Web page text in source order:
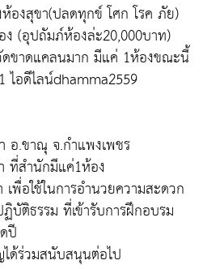
องสุขา(ปลดทุกข์ โศก โรค ภัย)
(อุปถัมภ์ห้องล่ะ20,000บาท)
ขาดแคลนมาก มีแค่ 1ห้องขณะนี้
ไอดีไลน์dhamma2559
อ.ขาณุ จ.กำแพงเพชร
ที่สำนักมีแค่1ห้อง
พื่อใช้ในการอำนวยความสะดวก
บัติธรรม ที่เข้ารับการฝึกอบรม
ปี
ด้ร่วมสนับสนุนต่อไป